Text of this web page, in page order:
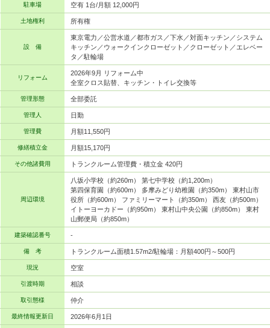
駐車場 空有 1台/月額 12,000円
土地権利 所有権
設 備
東京電力／公営水道／都市ガス／下水／対面キッチン／システム
キッチン／ウォークインクローゼット／クローゼット／エレベー
タ／駐輪場
リフォーム
2026年9月 リフォーム中
全室クロス貼替、キッチン・トイレ交換等
管理形態 全部委託
管理人 日勤
管理費 月額11,550円
修繕積立金 月額15,170円
その他諸費用 トランクルーム管理費・積立金 420円
周辺環境
八坂小学校（約260m） 第七中学校（約1,200m）
第四保育園（約600m） 多摩みどり幼稚園（約350m） 東村山市
役所（約600m） ファミリーマート（約350m） 西友（約500m）
イトーヨーカドー（約950m） 東村山中央公園（約850m） 東村
山郵便局（約850m）
建築確認番号 -
備 考 トランクルーム面積1.57m2/駐輪場：月額400円～500円
現況 空室
引渡時期 相談
取引態様 仲介
最終情報更新日 2026年6月1日